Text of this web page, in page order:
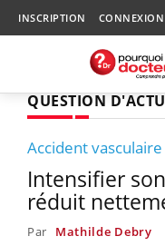
INSCRIPTION CONNEXION
QUESTION D'ACTU
Accident
Intensifier
réduit
Par Mathilde Debry